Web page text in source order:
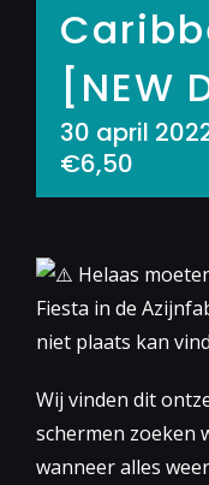
[NEW
30 april
€6,50
Helaas
Fiesta in de
niet plaats kan
Wij vinden dit
schermen zoeken
wanneer alles